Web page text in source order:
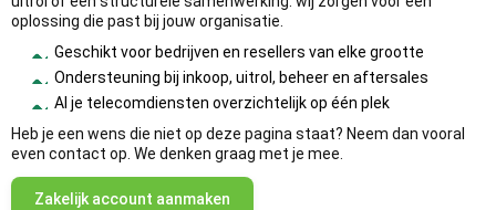
oplossing die past bij jouw organisatie.
Geschikt voor bedrijven en resellers van elke grootte
Ondersteuning bij inkoop, uitrol, beheer en aftersales
Al je telecomdiensten overzichtelijk op één plek
Heb je een wens die niet op deze pagina staat? Neem dan vooral
even contact op. We denken graag met je mee.
Zakelijk account aanmaken